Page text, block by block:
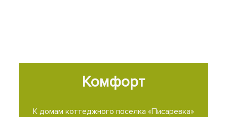
Комфорт
К домам коттеджного поселка «Писаревка»